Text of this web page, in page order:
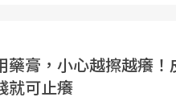
藥膏，小心越擦越癢
就可止癢